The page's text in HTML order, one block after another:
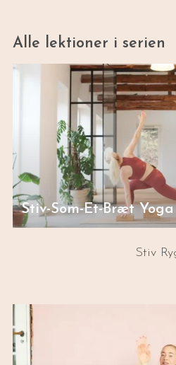
Alle lektioner i serien
Stiv-Som-Et-Bræt Yoga
Stiv